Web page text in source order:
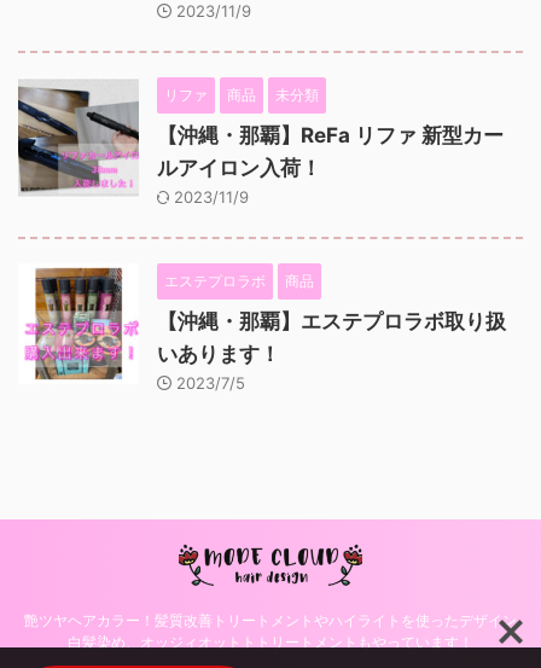
2023/11/9
リファ 商品 未分類
【沖縄・那覇】ReFa リファ 新型カー
ルアイロン入荷！
2023/11/9
エステプロラボ 商品
【沖縄・那覇】エステプロラボ取り扱
いあります！
2023/7/5
艶ツヤヘアカラー！髪質改善トリートメントやハイライトを使ったデザイン
白髪染め、オッジィオットトトリートメントもやっています！